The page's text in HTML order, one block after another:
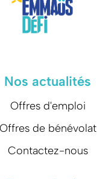
Nos actualités
Offres d'emploi
Offres de bénévolat
Contactez-nous